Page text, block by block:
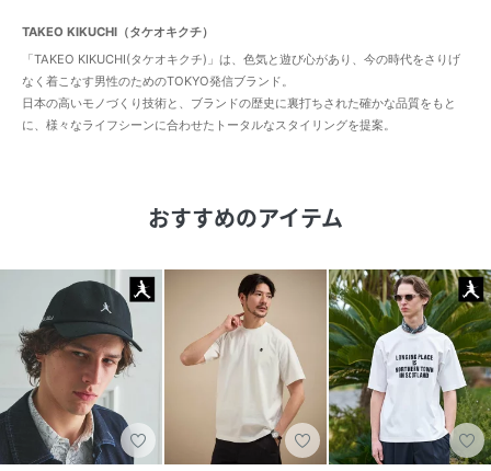
TAKEO KIKUCHI（タケオキクチ）
「TAKEO KIKUCHI(タケオキクチ)」は、色気と遊び心があり、今の時代をさりげ
なく着こなす男性のためのTOKYO発信ブランド。
日本の高いモノづくり技術と、ブランドの歴史に裏打ちされた確かな品質をもと
に、様々なライフシーンに合わせたトータルなスタイリングを提案。
おすすめのアイテム